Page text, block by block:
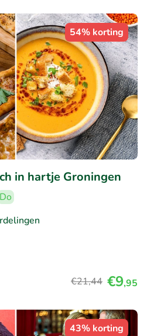
54% korting
in hartje Groningen
Do
€21,44 €9,95
43% korting